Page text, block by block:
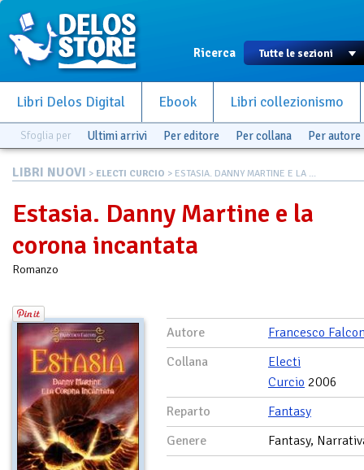
Ricerca
Libri Delos Digital Ebook Libri collezionismo
Sfoglia per Ultimi arrivi Per editore Per collana Per autore
LIBRI NUOVI > ELECTI CURCIO > ESTASIA. DANNY MARTINE E LA ...
Estasia. Danny Martine e la
corona incantata
Romanzo
Autore
Francesco
Collana
Electi
Curcio 2006
Reparto
Fantasy
Genere
Fantasy,